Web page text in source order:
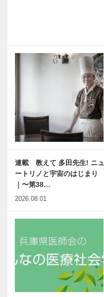
連載 教えて 多田先生! ニュ
ートリノと宇宙のはじまり
｜〜第38…
2026.08.01